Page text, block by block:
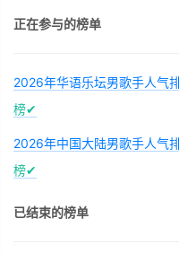
正在参与的榜单
2026年华语乐坛男歌手人气
榜✔
2026年中国大陆男歌手人气
榜✔
已结束的榜单